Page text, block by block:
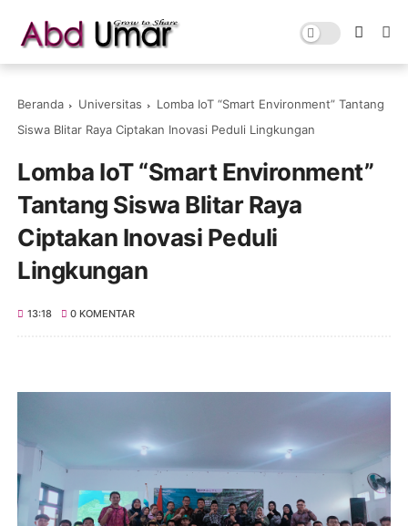
Beranda Universitas
Lomba IoT “Smart Environment” Tantang
Siswa Blitar Raya Ciptakan Inovasi Peduli Lingkungan
Lomba IoT “Smart Environment”
Tantang Siswa Blitar Raya
Ciptakan Inovasi Peduli
Lingkungan
13:18 0 KOMENTAR